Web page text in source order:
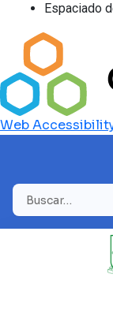
Espaciado
Web
Buscar